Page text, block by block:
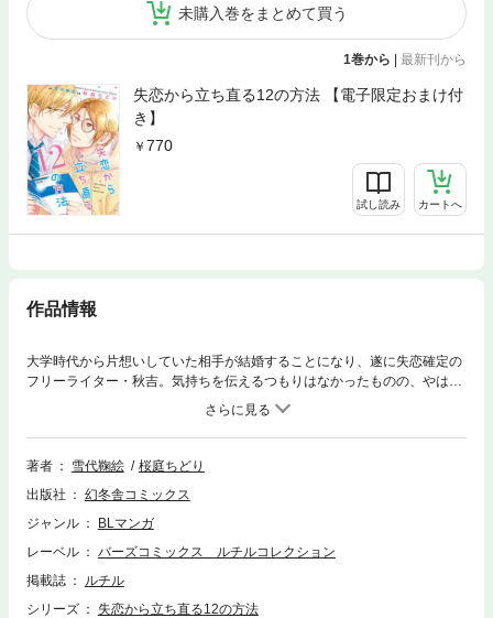
未購入巻をまとめて買う
1巻から | 最新刊から
失恋から立ち直る12の方法 【電子限定おまけ付
き】
770
試し読み カートへ
作品情報
大学時代から片想いしていた相手が結婚することになり、遂に失恋確定の
フリーライター・秋吉。気持ちを伝えるつもりはなかったものの、やはり
失恋はキツイ……。そんな時、SNSを通じて盛り上がった「失恋から立ち
直るための12のミッション」を片想い相手の従弟で後輩の桐原とクリアし
ていくことに。１ 好きなものを好きなだけ食べる ２ バンジーして愛
を叫んでみる ３ 限界まで徹夜して爆睡 ４ 誰かに心からの「ありが
はなかなかハードルが高いのでは？ 最後の項目「新しい恋をする」は果
たして――!? 書き下ろしSS＆描き下ろしショート収録!!
著者 雪代鞠絵
桜庭ちどり
出版社
幻冬舎コミックス
ジャンル
BLマンガ
レーベル
バーズコミックス ルチルコレクション
掲載誌
ルチル
シリーズ
失恋から立ち直る12の方法